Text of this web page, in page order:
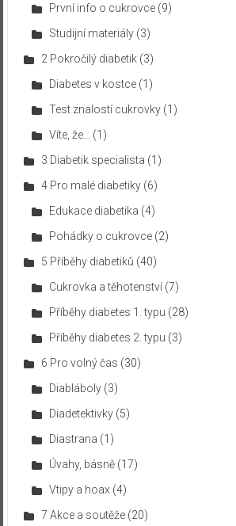
První info o cukrovce(9)
Studijní materiály(3)
2 Pokročilý diabetik(3)
Diabetes v kostce(1)
Test znalostí cukrovky(1)
Víte, že…
(1)
3 Diabetik specialista (1)
4 Pro malé diabetiky(6)
Edukace diabetika (4)
Pohádky o cukrovce(2)
5 Příběhy diabetiků (40)
Cukrovka a těhotenství(7)
Příběhy diabetes 1. typu (28)
Příběhy diabetes 2. typu (3)
6 Pro volný čas (30)
Diabláboly(3)
Diadetektivky(5)
Diastrana (1)
Úvahy, básně(17)
Vtipy a hoax (4)
7 Akce a soutěže(20)